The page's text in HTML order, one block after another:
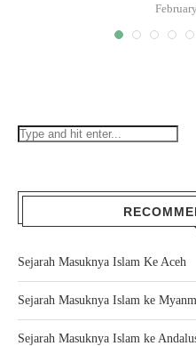
Sejarah Masuknya Islam Ke Aceh
Sejarah Masuknya Islam ke
Sejarah Masuknya Islam ke